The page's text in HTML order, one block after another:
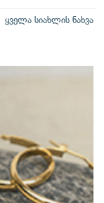
ყველა სიახლის ნახვა